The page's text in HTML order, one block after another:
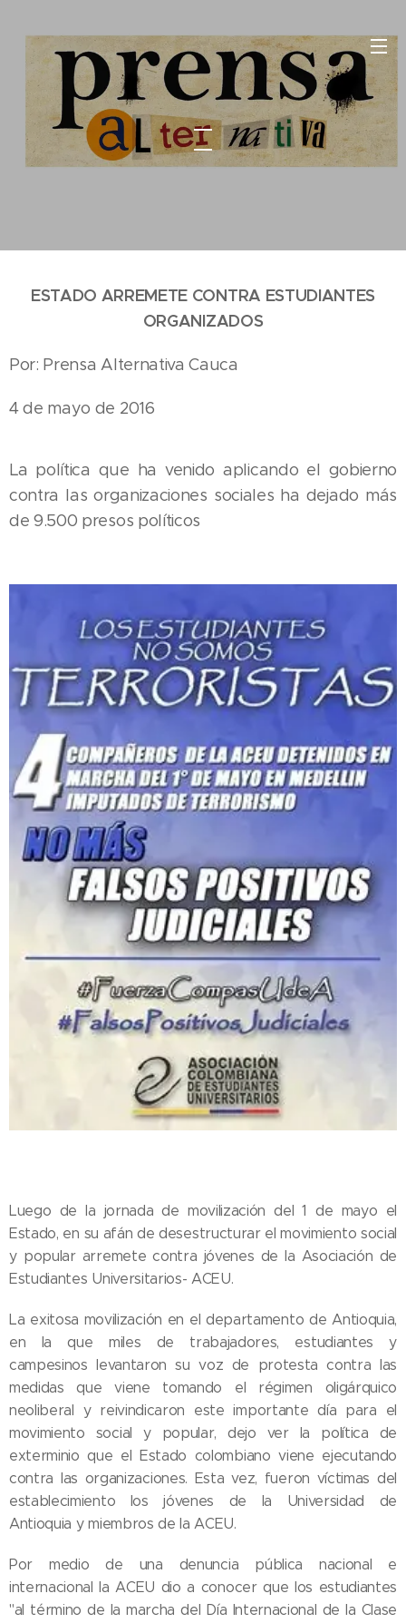
ESTADO ARREMETE CONTRA ESTUDIANTES
ORGANIZADOS
Por: Prensa Alternativa Cauca
4 de mayo de 2016
La política que ha venido aplicando el gobierno
contra las organizaciones sociales ha dejado más
de 9.500 presos políticos
Luego de la jornada de movilización del 1 de mayo el
Estado, en su afán de desestructurar el movimiento social
y popular arremete contra jóvenes de la Asociación de
Estudiantes Universitarios- ACEU.
La exitosa movilización en el departamento de Antioquia,
en la que miles de trabajadores, estudiantes y
campesinos levantaron su voz de protesta contra las
medidas que viene tomando el régimen oligárquico
neoliberal y reivindicaron este importante día para el
movimiento social y popular, dejo ver la política de
exterminio que el Estado colombiano viene ejecutando
contra las organizaciones. Esta vez, fueron víctimas del
establecimiento los jóvenes de la Universidad de
Antioquia y miembros de la ACEU.
Por medio de una denuncia pública nacional e
internacional la ACEU dio a conocer que los estudiantes
"al término de la marcha del Día Internacional de la Clase